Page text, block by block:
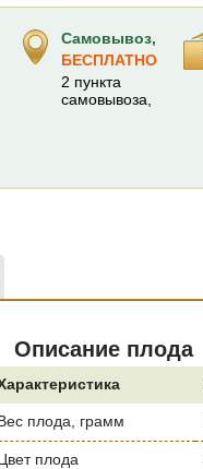
Самовывоз,
БЕСПЛАТНО
2 пункта
самовывоза,
Описание плода
плода, грамм
плода